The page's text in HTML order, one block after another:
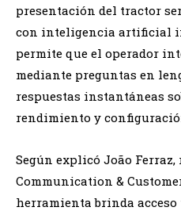
presentación del tractor
con inteligencia artificial
permite que el operador
mediante preguntas en
respuestas instantáneas
rendimiento y
Según explicó João
Communication &
herramienta brinda